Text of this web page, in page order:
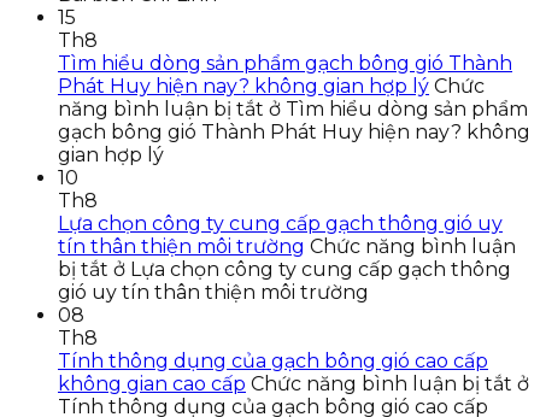
15
Th8
Tìm hiểu dòng sản phẩm gạch bông gió Thành
Phát Huy hiện nay? không gian hợp lý Chức
năng bình luận bị tắt ở Tìm hiểu dòng sản phẩm
gạch bông gió Thành Phát Huy hiện nay? không
gian hợp lý
10
Th8
Lựa chọn công ty cung cấp gạch thông gió uy
tín thân thiện môi trường Chức năng bình luận
bị tắt ở Lựa chọn công ty cung cấp gạch thông
gió uy tín thân thiện môi trường
08
Th8
Tính thông dụng của gạch bông gió cao cấp
không gian cao cấp Chức năng bình luận bị tắt ở
Tính thông dụng của gạch bông gió cao cấp